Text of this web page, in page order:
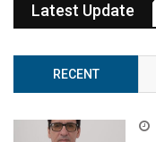
Latest Update
RECENT